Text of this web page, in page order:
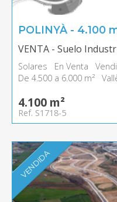
POLINYÀ - 4.100
VENTA - Suelo
Solares En Venta
De 4.500 a 6.000 m²
4.100 m²
Ref. S1718-5
VENDIDA